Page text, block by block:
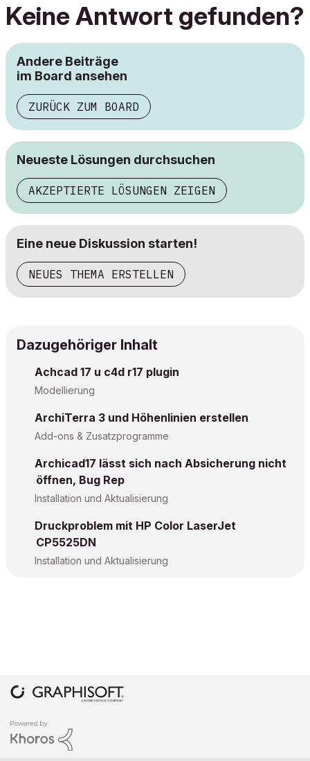
Keine Antwort gefunden?
Andere Beiträge
im Board ansehen
ZURÜCK ZUM BOARD
Neueste Lösungen durchsuchen
AKZEPTIERTE LÖSUNGEN ZEIGEN
Eine neue Diskussion starten!
NEUES THEMA ERSTELLEN
Dazugehöriger Inhalt
Achcad 17 u c4d r17 plugin
Modellierung
ArchiTerra 3 und Höhenlinien erstellen
Add-ons & Zusatzprogramme
Archicad17 lässt sich nach Absicherung nicht
öffnen, Bug Rep
Installation und Aktualisierung
Druckproblem mit HP Color LaserJet
CP5525DN
Installation und Aktualisierung